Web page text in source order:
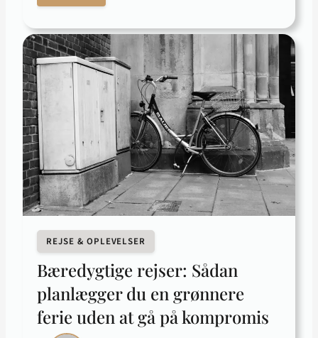
REJSE & OPLEVELSER
Bæredygtige rejser: Sådan
planlægger du en grønnere
ferie uden at gå på kompromis